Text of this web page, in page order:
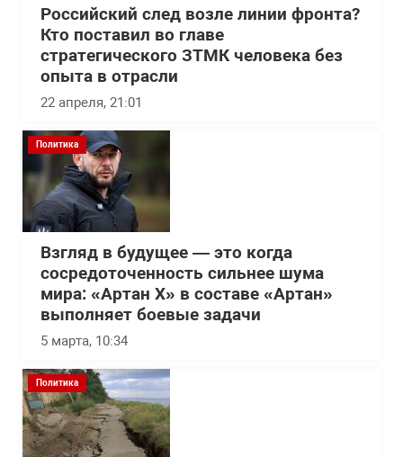
Российский след возле линии фронта?
Кто поставил во главе
стратегического ЗТМК человека без
опыта в отрасли
22 апреля, 21:01
Политика
Взгляд в будущее — это когда
сосредоточенность сильнее шума
мира: «Артан Х» в составе «Артан»
выполняет боевые задачи
5 марта, 10:34
Политика